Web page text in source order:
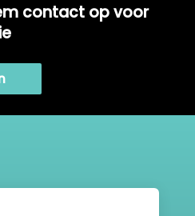
contact op voor